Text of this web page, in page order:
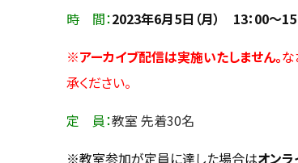
時 間：2023年6月5日（月） 13：00～15
※アーカイブ配信は実施いたしません。
承ください。
定 員：教室 先着30名
※教室参加が定員に達した場合はオンラ